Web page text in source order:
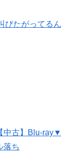
びたがってる
中古】Blu-
落ち